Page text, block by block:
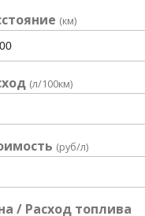
(км)
(л/100км)
(руб/л)
/ Расход топлива